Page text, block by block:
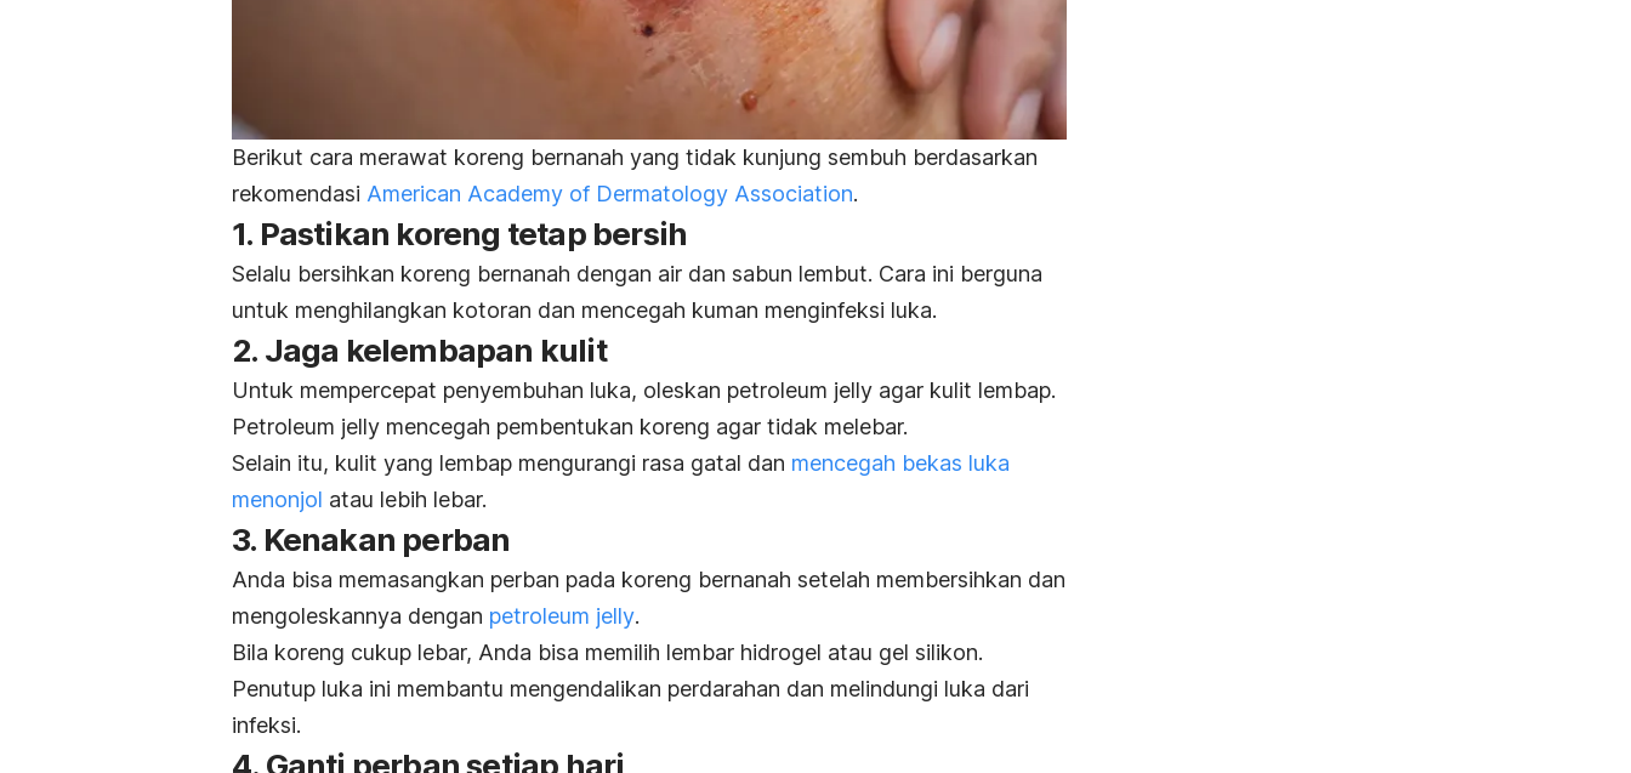
Berikut cara merawat koreng bernanah yang tidak kunjung sembuh berdasarkan
rekomendasi American Academy of Dermatology Association.
1. Pastikan koreng tetap bersih
Selalu bersihkan koreng bernanah dengan air dan sabun lembut. Cara ini berguna
untuk menghilangkan kotoran dan mencegah kuman menginfeksi luka.
2. Jaga kelembapan kulit
Untuk mempercepat penyembuhan luka, oleskan petroleum jelly agar kulit lembap.
Petroleum jelly mencegah pembentukan koreng agar tidak melebar.
Selain itu, kulit yang lembap mengurangi rasa gatal dan mencegah bekas luka
menonjol atau lebih lebar.
3. Kenakan perban
Anda bisa memasangkan perban pada koreng bernanah setelah membersihkan dan
mengoleskannya dengan petroleum jelly.
Bila koreng cukup lebar, Anda bisa memilih lembar hidrogel atau gel silikon.
Penutup luka ini membantu mengendalikan perdarahan dan melindungi luka dari
infeksi.